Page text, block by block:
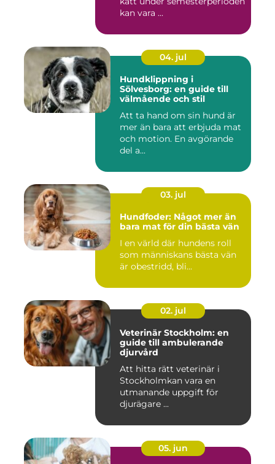
kan vara ...
04. jul
Hundklippning i
Sölvesborg: en guide till
välmående och stil
Att ta hand om sin hund är
mer än bara att erbjuda mat
och motion. En avgörande
del a...
03. jul
Hundfoder: Något mer än
bara mat för din bästa vän
I en värld där hundens roll
som människans bästa vän
är obestridd, bli...
02. jul
Veterinär Stockholm: en
guide till ambulerande
djurvård
Att hitta rätt veterinär i
Stockholmkan vara en
utmanande uppgift för
djurägare ...
05. jun